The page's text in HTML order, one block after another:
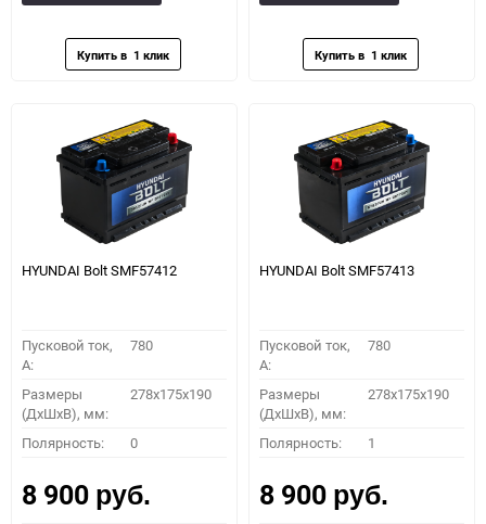
HYUNDAI Bolt SMF57412
Пусковой ток,
A:
780
Размеры
(ДхШхВ), мм:
278x175x190
Полярность: 0
8 900 руб.
HYUNDAI Bolt SMF57413
Пусковой ток,
A:
780
Размеры
(ДхШхВ), мм:
278x175x190
Полярность: 1
8 900 руб.